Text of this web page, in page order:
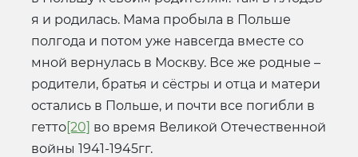
я и родилась. Мама пробыла в Польше
полгода и потом уже навсегда вместе со
мной вернулась в Москву. Все же родные –
родители, братья и сёстры и отца и матери
остались в Польше, и почти все погибли в
гетто[20] во время Великой Отечественной
войны 1941-1945гг.